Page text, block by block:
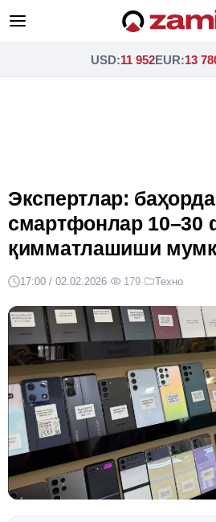
USD:11 952EUR:13
Экспертлар: баҳорда
смартфонлар 10–30
қимматлашиши
17:00 / 02.02.2026· 179· Техно